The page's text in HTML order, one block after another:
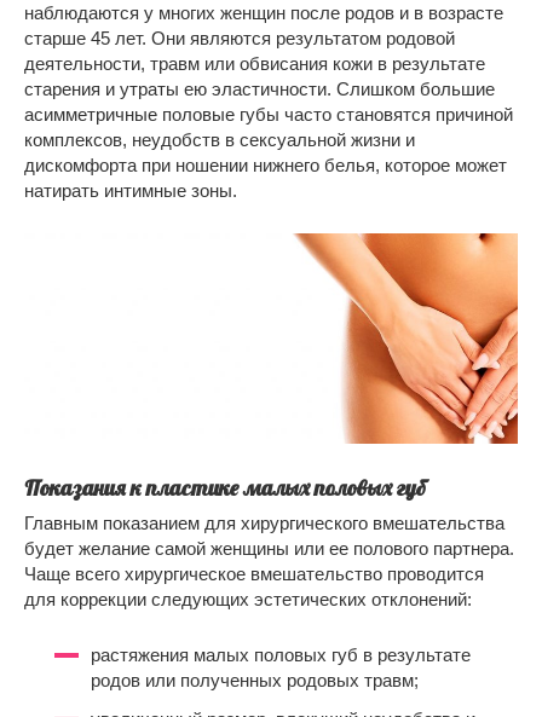
наблюдаются у многих женщин после родов и в возрасте
старше 45 лет. Они являются результатом родовой
деятельности, травм или обвисания кожи в результате
старения и утраты ею эластичности. Слишком большие
асимметричные половые губы часто становятся причиной
комплексов, неудобств в сексуальной жизни и
дискомфорта при ношении нижнего белья, которое может
натирать интимные зоны.
Показания к пластике малых половых губ
Главным показанием для хирургического вмешательства
будет желание самой женщины или ее полового партнера.
Чаще всего хирургическое вмешательство проводится
для коррекции следующих эстетических отклонений:
растяжения малых половых губ в результате
родов или полученных родовых травм;